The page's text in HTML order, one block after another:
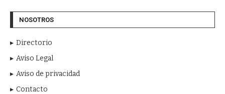
NOSOTROS
Directorio
Aviso Legal
Aviso de privacidad
Contacto